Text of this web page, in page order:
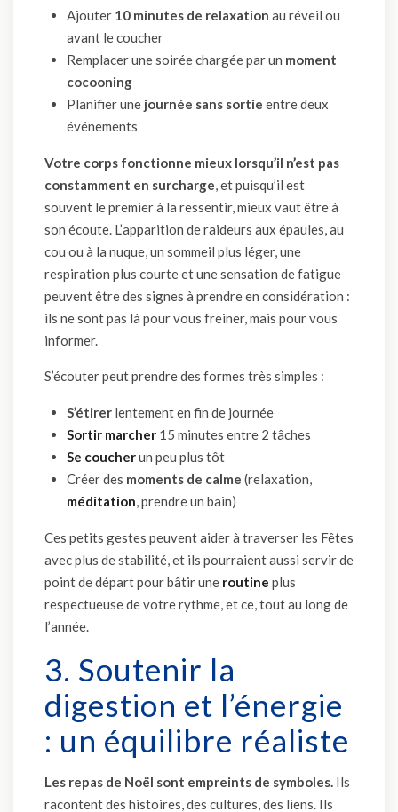
Ajouter 10 minutes de relaxation au réveil ou
avant le coucher
Remplacer une soirée chargée par un moment
cocooning
Planifier une journée sans sortie entre deux
événements
Votre corps fonctionne mieux lorsqu’il n’est pas
constamment en surcharge, et puisqu’il est
souvent le premier à la ressentir, mieux vaut être à
son écoute. L’apparition de raideurs aux épaules, au
cou ou à la nuque, un sommeil plus léger, une
respiration plus courte et une sensation de fatigue
peuvent être des signes à prendre en considération :
ils ne sont pas là pour vous freiner, mais pour vous
informer.
S’écouter peut prendre des formes très simples :
S’étirer lentement en fin de journée
Sortir marcher 15 minutes entre 2 tâches
Se coucherun peu plus tôt
Créer des moments de calme (relaxation,
méditation, prendre un bain)
Ces petits gestes peuvent aider à traverser les Fêtes
avec plus de stabilité, et ils pourraient aussi servir de
point de départ pour bâtir une routine plus
respectueuse de votre rythme, et ce, tout au long de
l’année.
3. Soutenir la
digestion et l’énergie
: un équilibre réaliste
Les repas de Noël sont empreints de symboles. Ils
racontent des histoires, des cultures, des liens. Ils